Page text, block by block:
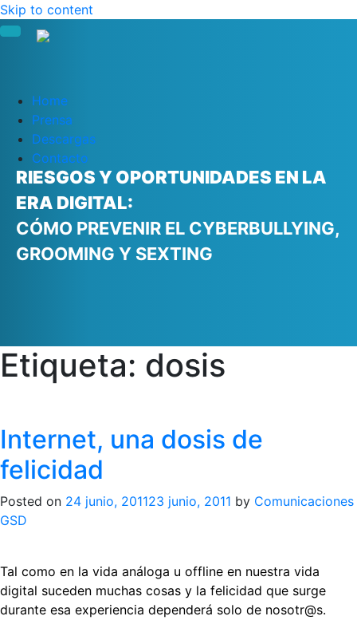
Skip to content
Home
Prensa
Descargas
Contacto
RIESGOS Y OPORTUNIDADES EN LA
ERA DIGITAL:
CÓMO PREVENIR EL CYBERBULLYING,
GROOMING Y SEXTING
Etiqueta: dosis
Internet, una dosis de
felicidad
Posted on 24 junio, 201123 junio, 2011 by Comunicaciones
GSD
Tal como en la vida análoga u offline en nuestra vida
digital suceden muchas cosas y la felicidad que surge
durante esa experiencia dependerá solo de nosotr@s.